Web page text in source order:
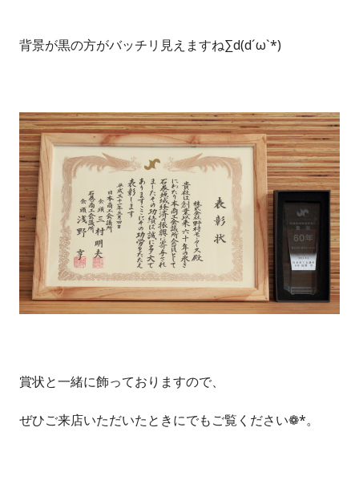
背景が黒の方がバッチリ見えますね∑d(d´ω`*)
賞状と一緒に飾っておりますので、
ぜひご来店いただいたときにでもご覧ください❁*。